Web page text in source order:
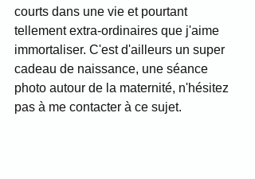
courts dans une vie et pourtant
tellement extra-ordinaires que j'aime
immortaliser. C'est d'ailleurs un super
cadeau de naissance, une séance
photo autour de la maternité, n'hésitez
pas à me contacter à ce sujet.